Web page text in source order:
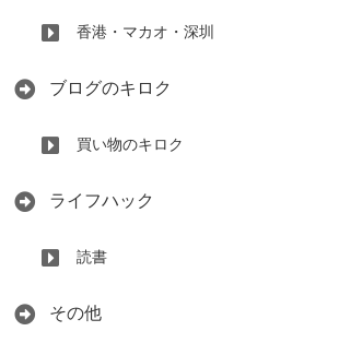
香港・マカオ・深圳
ブログのキロク
買い物のキロク
ライフハック
読書
その他